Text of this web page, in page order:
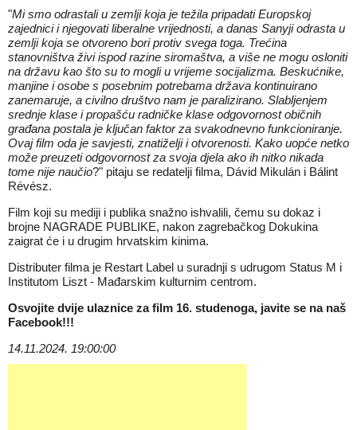
"Mi smo odrastali u zemlji koja je težila pripadati Europskoj
zajednici i njegovati liberalne vrijednosti, a danas Sanyji odrasta u
zemlji koja se otvoreno bori protiv svega toga. Trećina
stanovništva živi ispod razine siromaštva, a više ne mogu osloniti
na državu kao što su to mogliu vrijeme socijalizma. Beskućnike,
manjine iosobe s posebnim potrebama država kontinuirano
zanemaruje, a civilno društvo nam je paralizirano. Slabljenjem
srednje klase i propašću radničke klase odgovornost običnih
građana postala je ključan faktor za svakodnevno funkcioniranje.
Ovaj film oda je savjesti, znatiželji i otvorenosti. Kako uopće netko
može preuzeti odgovornost za svoja djela ako ih nitko nikada
tome nije naučio?" pitaju se redatelji filma, Dávid Mikulán i Bálint
Révész.
Film koji su mediji i publika snažno ishvalili, čemu su dokaz i
brojne NAGRADE PUBLIKE, nakon zagrebačkog Dokukina
zaigrat će i u drugim hrvatskim kinima.
Distributer filma je Restart Label u suradnji s udrugom Status M i
Institutom Liszt - Mađarskim kulturnim centrom.
Osvojite dvije ulaznice za film 16. studenoga, javite se na naš
Facebook!!!
14.11.2024. 19:00:00